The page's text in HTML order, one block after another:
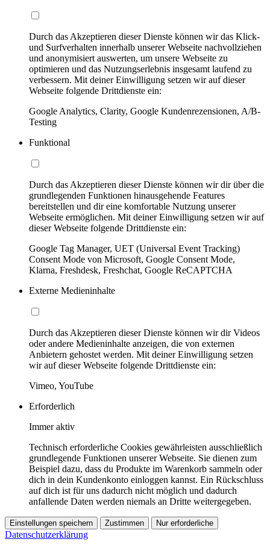
Durch das Akzeptieren dieser Dienste können wir das Klick-
und Surfverhalten innerhalb unserer Webseite nachvollziehen
und anonymisiert auswerten, um unsere Webseite zu
optimieren und das Nutzungserlebnis insgesamt laufend zu
verbessern. Mit deiner Einwilligung setzen wir auf dieser
Webseite folgende Drittdienste ein:
Google Analytics, Clarity, Google Kundenrezensionen, A/B-
Testing
Funktional
Durch das Akzeptieren dieser Dienste können wir dir über die
grundlegenden Funktionen hinausgehende Features
bereitstellen und dir eine komfortable Nutzung unserer
Webseite ermöglichen. Mit deiner Einwilligung setzen wir auf
dieser Webseite folgende Drittdienste ein:
Google Tag Manager, UET (Universal Event Tracking)
Consent Mode von Microsoft, Google Consent Mode,
Klarna, Freshdesk, Freshchat, Google ReCAPTCHA
Externe Medieninhalte
Durch das Akzeptieren dieser Dienste können wir dir Videos
oder andere Medieninhalte anzeigen, die von externen
Anbietern gehostet werden. Mit deiner Einwilligung setzen
wir auf dieser Webseite folgende Drittdienste ein:
Vimeo, YouTube
Erforderlich
Immer aktiv
Technisch erforderliche Cookies gewährleisten ausschließlich
grundlegende Funktionen unserer Webseite. Sie dienen zum
Beispiel dazu, dass du Produkte im Warenkorb sammeln oder
dich in dein Kundenkonto einloggen kannst. Ein Rückschluss
auf dich ist für uns dadurch nicht möglich und dadurch
anfallende Daten werden niemals an Dritte weitergegeben.
Einstellungen speichern Zustimmen Nur erforderliche
Datenschutzerklärung